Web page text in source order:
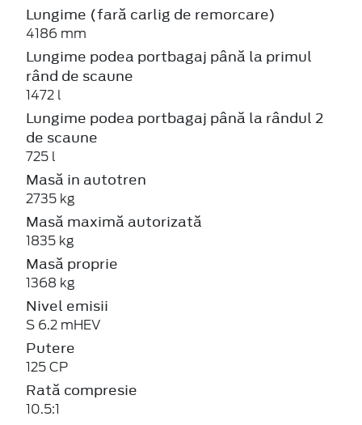
Lungime (fară carlig de remorcare)
4186 mm
Lungime podea portbagaj până la primul
rând de scaune
1472 l
Lungime podea portbagaj până la rândul 2
de scaune
725 l
Masă in autotren
2735 kg
Masă maximă autorizată
1835 kg
Masă proprie
1368 kg
Nivel emisii
S 6.2 mHEV
Putere
125 CP
Rată compresie
10.5:1